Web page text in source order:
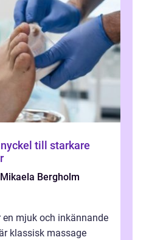
till starkare
Mikaela Bergholm
en mjuk och inkännande
klassisk massage